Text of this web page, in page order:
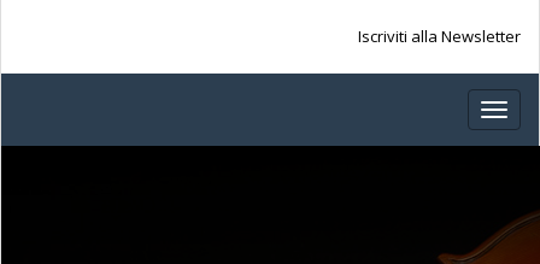
Iscriviti alla Newsletter
Toggle